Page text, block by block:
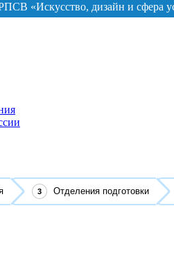
«Искусство, дизайн и сфера
Отделения подготовки